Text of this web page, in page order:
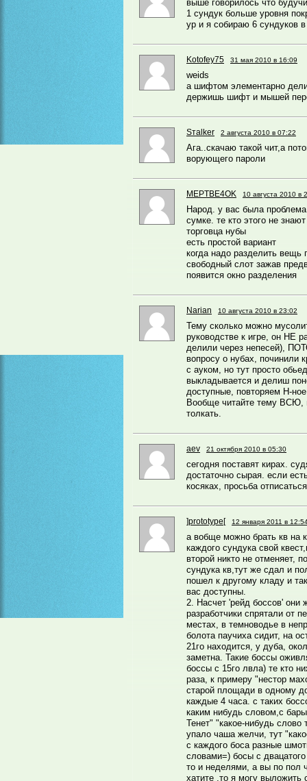
выше говорилось что
1 сундук больше уровня
ур и я собираю 6 сундуков
Kotofey75 31 мая 2010 в 16:09
weids
а шифтом элементарно
держишь шифт и мышей
Sтаlker 2 августа 2010 в 07:22
Ага..скачаю такой чит,а
ворующего пароли
MEPTBE4OK 10 августа 2010 в
Народ. у вас была
сумке. те кто этого не
торговца нубы
есть простой вариант
когда надо разделить вещь
свободный слот зажав
появится окно разделения
Narian 10 августа 2010 в 23:02
Тему сколько можно
руководстве к игре, он НЕ
делили через непесей),
вопросу о нубах, починили
с ауком, но тут просто
выкладывается и делиш
доступные, повторяем Н-
Вообще читайте тему ВСЮ,
толкать.
aev 21 октября 2010 в 05:30
сегодня поставят кирах.
достаточно сырая. если
косяках, просьба отписаться
]prototype[ 12 января 2011 в
а вобще можно брать кв на
каждого сундука свой
второй никто не отменяет,
сундука кв,тут же сдал и
пошел к другому кладу и
вас доступны.
2. Насчет 'рейд боссов' они
разработчики спрятали от
местах, в темноводье в
болота паучиха сидит, на
21го находится, у дуба,
заметна. Такие боссы
боссы с 15го лвла) те кто
раза, к примеру "нестор
старой площади в одному
каждые 4 часа. с таких
каким нибудь словом,с
Тенет" "какое-нибудь
упало чаша желчи, тут
с каждого боса разные
словами=) босы с
то и неделями, а вы по пол
хатите ,то я могу выложить